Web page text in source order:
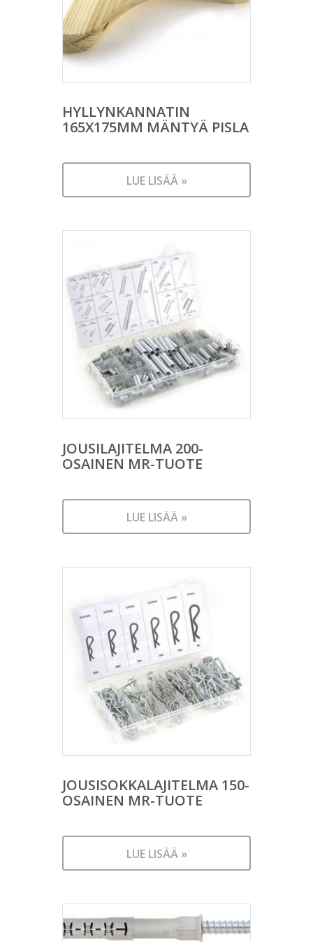
HYLLYNKANNATIN
165X175MM MÄNTYÄ PISLA
LUE LISÄÄ »
JOUSILAJITELMA 200-
OSAINEN MR-TUOTE
LUE LISÄÄ »
JOUSISOKKALAJITELMA 150-
OSAINEN MR-TUOTE
LUE LISÄÄ »